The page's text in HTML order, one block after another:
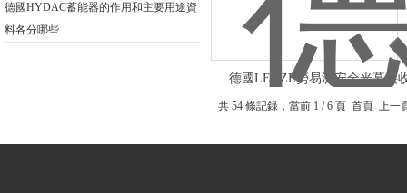
德國HYDAC蓄能器的作用和主要用途資
料各分哪些
德國LEUZE勞易測安全光幕接
共 54 條記錄，當前 1 / 6 頁 首頁 上